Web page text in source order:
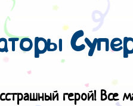
герой! Все